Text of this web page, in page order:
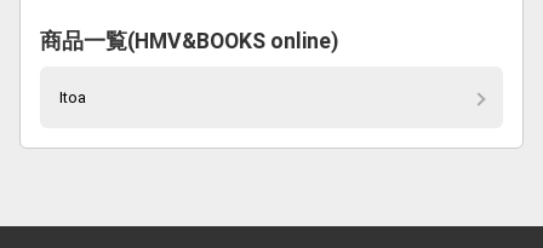
商品一覧(HMV&BOOKS online)
Itoa